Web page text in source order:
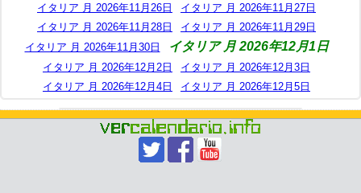
イタリア 月 2026年11月26日
イタリア 月 2026年11月27日
イタリア 月 2026年11月28日
イタリア 月 2026年11月29日
イタリア 月 2026年11月30日
イタリア 月 2026年12月1日
イタリア 月 2026年12月2日
イタリア 月 2026年12月3日
イタリア 月 2026年12月4日
イタリア 月 2026年12月5日